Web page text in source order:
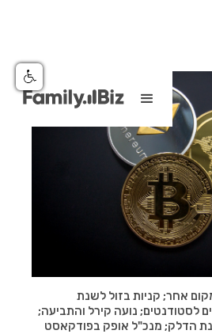
אחר; קניות בזול לשנת
לסטודנטים; נועה קירל והתביעה;
הדלק; מנכ"ל אופק בפודקאסט